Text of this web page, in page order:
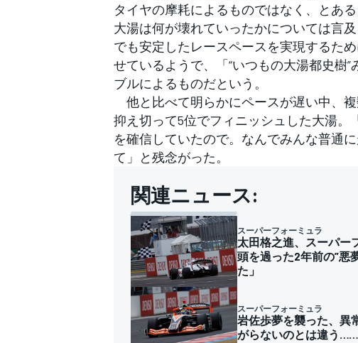
すべてのカテゴリー
タイヤの摩耗によるものではなく、とあ
大湯は何が壊れていったかについては言
でも安定したレースペースを実現するた
せているようで、「“いつもの大湯都史樹
ブルによるものだという。
他と比べて明らかにペースが遅い中、
抑え切って5位でフィニッシュした大湯
を確信していたので。なんでみんな普通
て」と残念がった。
関連ニュース:
スーパーフォーミュラ
太田格之進、スーパー
頭を過った2年前の”悪
た」
スーパーフォーミュラ
岩佐歩夢を襲った、異
がらないのとは違う